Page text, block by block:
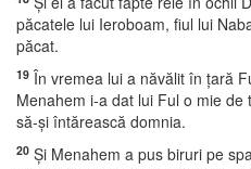
păcatele lui Ieroboam, fiul lui
păcat.
19 În vremea lui a năvălit în ţară
Menahem i-a dat lui Ful o mie
să-şi întărească domnia.
20 Şi Menahem a pus biruri pe